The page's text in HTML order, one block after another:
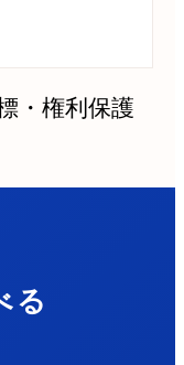
・権利保護
る